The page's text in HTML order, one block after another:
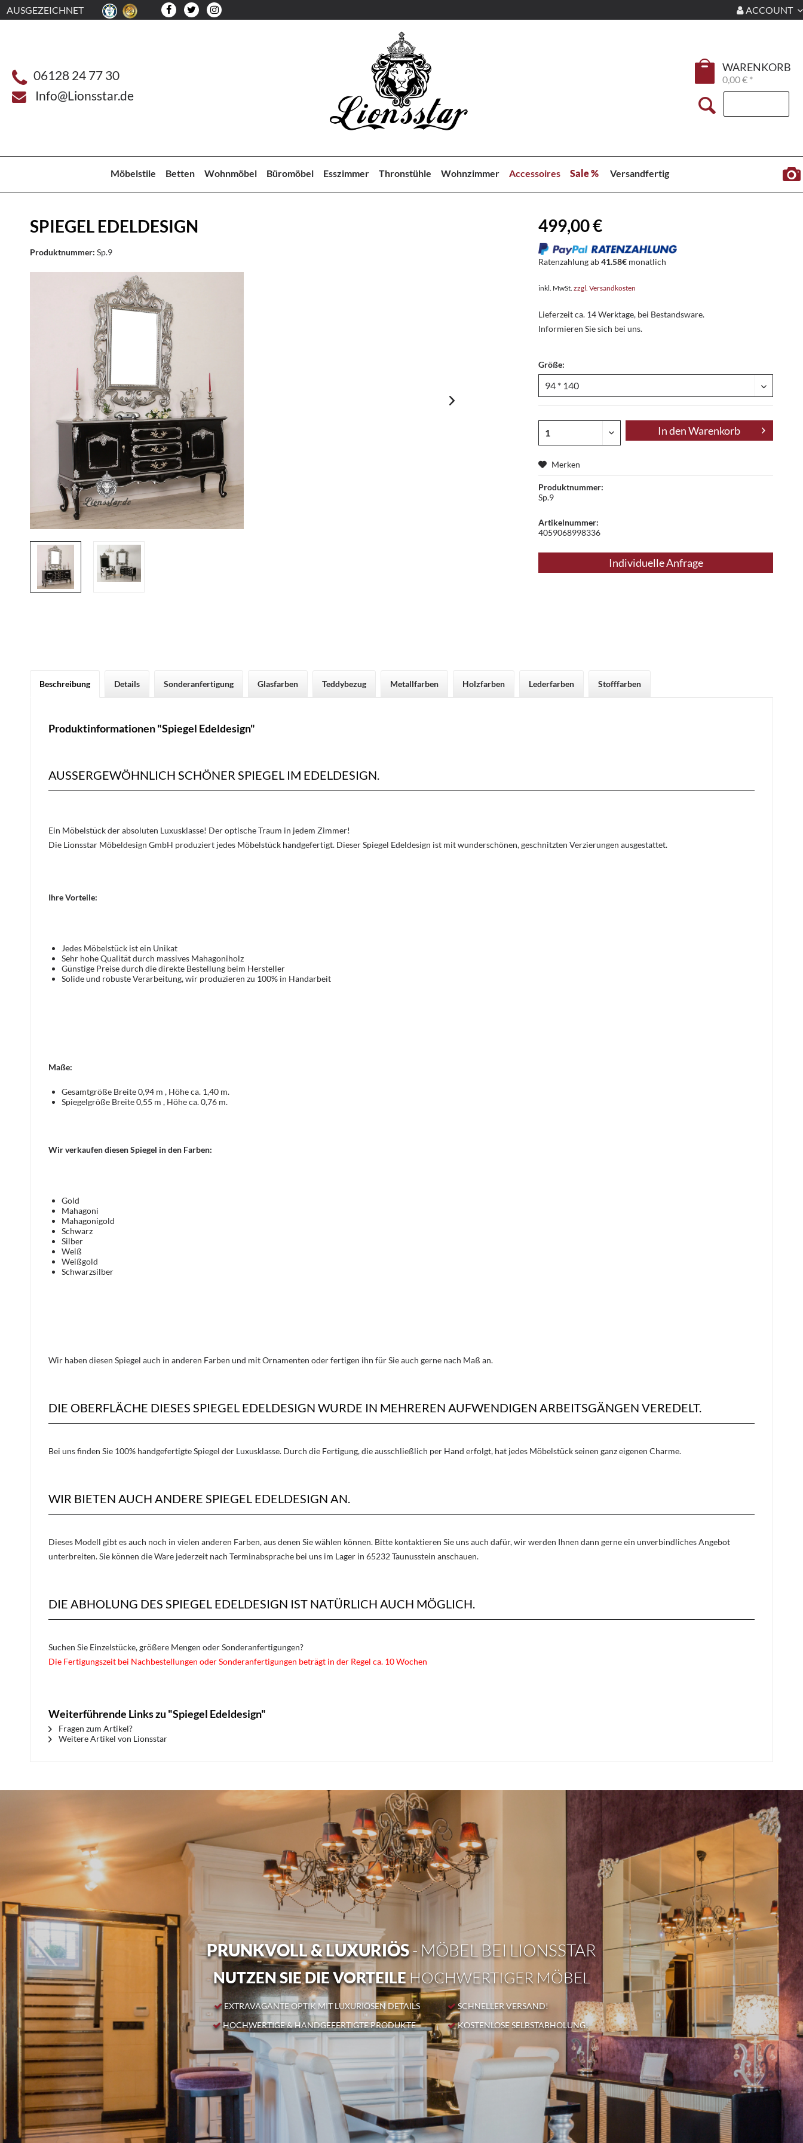
AUSGEZEICHNET ACCOUNT
06128 24 77 30
Info@Lionsstar.de
WARENKORB
0,00 € *
Möbelstile Betten Wohnmöbel Büromöbel Esszimmer Thronstühle Wohnzimmer Accessoires Sale % Versandfertig
SPIEGEL EDELDESIGN
Produktnummer: Sp.9
499,00 €
Ratenzahlung ab41.58€ monatlich
inkl. MwSt.zzgl. Versandkosten
Lieferzeit ca. 14 Werktage, bei Bestandsware.
Informieren Sie sich bei uns.
Größe:
In denWarenkorb
Merken
Produktnummer:
Sp.9
Artikelnummer:
4059068998336
Individuelle Anfrage
Beschreibung Details Sonderanfertigung Glasfarben Teddybezug Metallfarben Holzfarben Lederfarben Stofffarben
Produktinformationen "Spiegel Edeldesign"
AUSSERGEWÖHNLICH SCHÖNER SPIEGEL IM EDELDESIGN.
Ein Möbelstück der absoluten Luxusklasse! Der optische Traum in jedem Zimmer!
Die Lionsstar Möbeldesign GmbH produziert jedes Möbelstück handgefertigt. Dieser Spiegel Edeldesign ist mit wunderschönen, geschnitzten Verzierungen ausgestattet.
Ihre Vorteile:
Jedes Möbelstück ist ein Unikat
Sehr hohe Qualität durch massives Mahagoniholz
Günstige Preise durch die direkte Bestellung beim Hersteller
Solide und robuste Verarbeitung, wir produzieren zu 100% in Handarbeit
Maße:
Gesamtgröße Breite 0,94 m , Höhe ca. 1,40 m.
Spiegelgröße Breite 0,55 m , Höhe ca. 0,76 m.
Wir verkaufen diesen Spiegel in den Farben:
Gold
Mahagoni
Mahagonigold
Schwarz
Silber
Weiß
Weißgold
Schwarzsilber
Wir haben diesen Spiegel auch in anderen Farben und mit Ornamenten oder fertigen ihn für Sie auch gerne nach Maß an.
DIE OBERFLÄCHE DIESES SPIEGEL EDELDESIGN WURDE IN MEHREREN AUFWENDIGEN ARBEITSGÄNGEN VEREDELT.
Bei uns finden Sie 100% handgefertigte Spiegel der Luxusklasse. Durch die Fertigung, die ausschließlich per Hand erfolgt, hat jedes Möbelstück seinen ganz eigenen Charme.
WIR BIETEN AUCH ANDERE SPIEGEL EDELDESIGN AN.
Dieses Modell gibt es auch noch in vielen anderen Farben, aus denen Sie wählen können. Bitte kontaktieren Sie uns auch dafür, wir werden Ihnen dann gerne ein unverbindliches Angebot
unterbreiten. Sie können die Ware jederzeit nach Terminabsprache bei uns im Lager in 65232 Taunusstein anschauen.
DIE ABHOLUNG DES SPIEGEL EDELDESIGN IST NATÜRLICH AUCH MÖGLICH.
Suchen Sie Einzelstücke, größere Mengen oder Sonderanfertigungen?
Die Fertigungszeit bei Nachbestellungen oder Sonderanfertigungen beträgt in der Regel ca. 10 Wochen
Weiterführende Links zu "Spiegel Edeldesign"
Fragen zum Artikel?
Weitere Artikel von Lionsstar
PRUNKVOLL & LUXURIÖS- MÖBEL BEI LIONSSTAR
NUTZEN SIE DIE VORTEILEHOCHWERTIGER MÖBEL
EXTRAVAGANTE OPTIK MIT LUXURIÖSEN DETAILS
HOCHWERTIGE & HANDGEFERTIGTE PRODUKTE
SCHNELLER VERSAND!
KOSTENLOSE SELBSTABHOLUNG!